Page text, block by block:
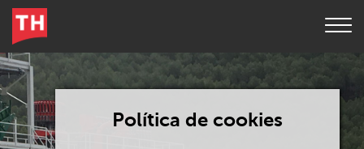
Política de cookies